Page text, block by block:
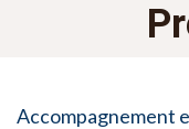
Accompagnement